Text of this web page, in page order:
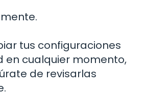
tus configuraciones
en cualquier momento,
de revisarlas